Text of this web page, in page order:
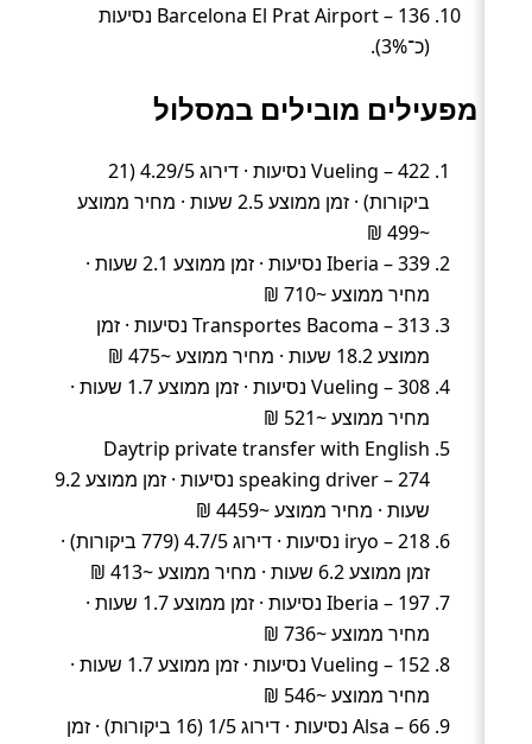
Barcelona El Prat Airport – 136 נסיעות
(כ־3%).
מפעילים מובילים במסלול
Vueling – 422 נסיעות · דירוג 4.29/5 (21
ביקורות) · זמן ממוצע 2.5 שעות · מחיר ממוצע
~499 ₪
Iberia – 339 נסיעות · זמן ממוצע 2.1 שעות ·
מחיר ממוצע ~710 ₪
Transportes Bacoma – 313 נסיעות · זמן
ממוצע 18.2 שעות · מחיר ממוצע ~475 ₪
Vueling – 308 נסיעות · זמן ממוצע 1.7 שעות ·
מחיר ממוצע ~521 ₪
Daytrip private transfer with English
speaking driver – 274 נסיעות · זמן ממוצע 9.2
שעות · מחיר ממוצע ~4459 ₪
iryo – 218 נסיעות · דירוג 4.7/5 (779 ביקורות) ·
זמן ממוצע 6.2 שעות · מחיר ממוצע ~413 ₪
Iberia – 197 נסיעות · זמן ממוצע 1.7 שעות ·
מחיר ממוצע ~736 ₪
Vueling – 152 נסיעות · זמן ממוצע 1.7 שעות ·
מחיר ממוצע ~546 ₪
Alsa – 66 נסיעות · דירוג 1/5 (16 ביקורות) · זמן